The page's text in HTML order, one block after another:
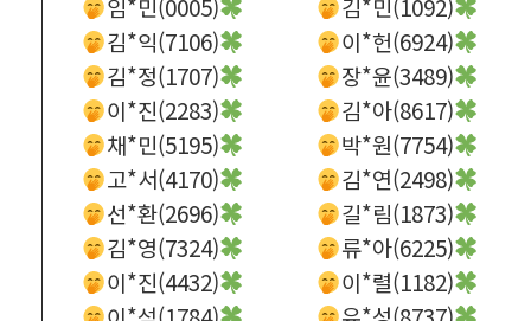
임*민(0005)
김*민(1092)
김*익(7106)
이*헌(6924)
김*정(1707)
장*윤(3489)
이*진(2283)
김*아(8617)
채*민(5195)
박*원(7754)
고*서(4170)
김*연(2498)
선*환(2696)
길*림(1873)
김*영(7324)
류*아(6225)
이*진(4432)
이*렬(1182)